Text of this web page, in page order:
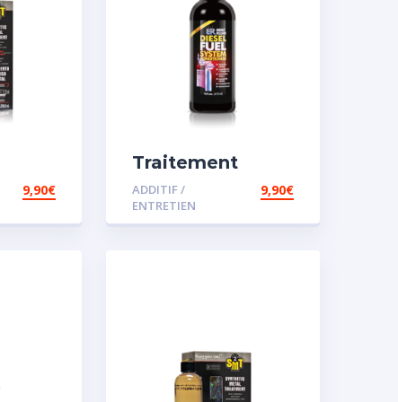
9,90€
Traitement
carburant
spécial diesel
ADDITIF /
ENTRETIEN
9,90€